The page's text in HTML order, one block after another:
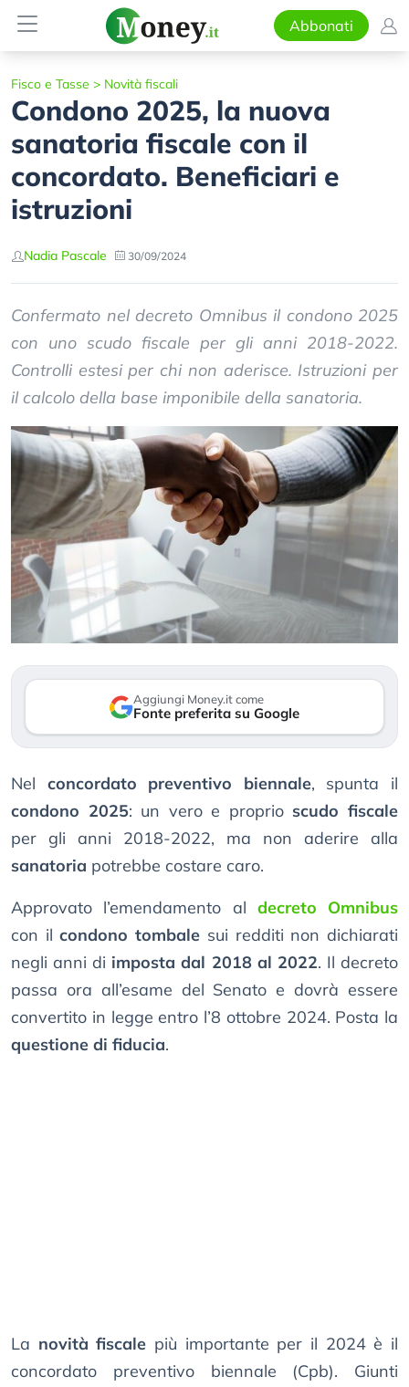
Abbonati
Fisco e Tasse > Novità fiscali
Condono 2025, la nuova
sanatoria fiscale con il
concordato. Beneficiari e
istruzioni
Nadia Pascale 30/09/2024
Confermato nel decreto Omnibus il condono 2025
con uno scudo fiscale per gli anni 2018-2022.
Controlli estesi per chi non aderisce. Istruzioni per
il calcolo della base imponibile della sanatoria.
Aggiungi Money.it come
Fonte preferita su Google
Nel concordato preventivo biennale, spunta il
condono 2025: un vero e proprio scudo fiscale
per gli anni 2018-2022, ma non aderire alla
sanatoria potrebbe costare caro.
Approvato l’emendamento al decreto Omnibus
con ilcondono tombale sui redditi non dichiarati
negli anni di imposta dal 2018 al 2022. Il decreto
passa ora all’esame del Senato e dovrà essere
convertito in legge entro l’8 ottobre 2024. Posta la
questione di fiducia.
La novità fiscale più importante per il 2024 è il
concordato preventivo biennale (Cpb). Giunti